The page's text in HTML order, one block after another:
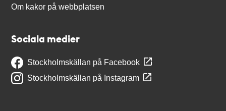
Om kakor på webbplatsen
Sociala medier
Stockholmskällan på Facebook
Stockholmskällan på Instagram